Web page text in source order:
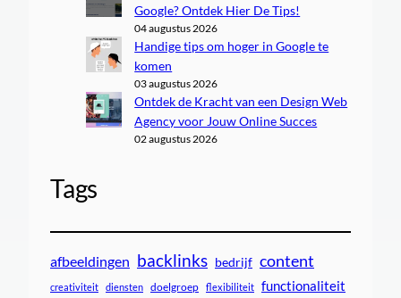
Google? Ontdek Hier De Tips!
04 augustus 2026
Handige tips om hoger in Google te
komen
03 augustus 2026
Ontdek de Kracht van een Design Web
Agency voor Jouw Online Succes
02 augustus 2026
Tags
afbeeldingen backlinks bedrijf content
creativiteit diensten doelgroep flexibiliteit functionaliteit